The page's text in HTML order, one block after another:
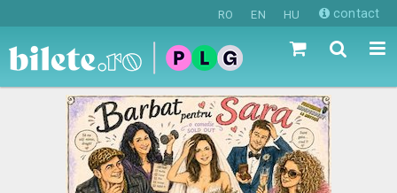
RO EN HU contact